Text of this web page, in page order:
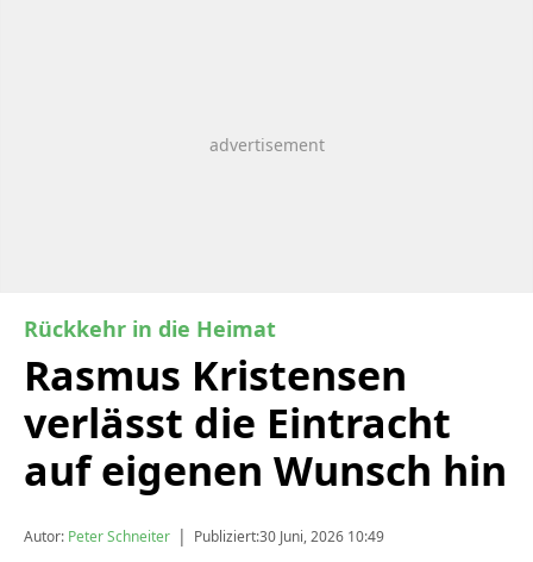
Rückkehr in die Heimat
Rasmus Kristensen
verlässt die Eintracht
auf eigenen Wunsch hin
Autor: Peter Schneiter | Publiziert:30 Juni, 2026 10:49